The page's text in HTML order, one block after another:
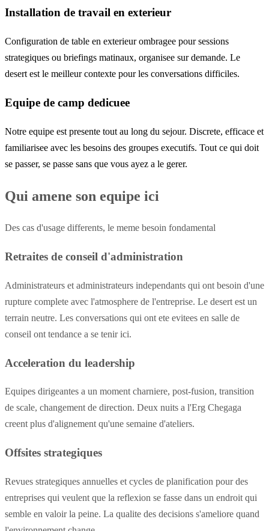
Installation de travail en exterieur
Configuration de table en exterieur ombragee pour sessions
strategiques ou briefings matinaux, organisee sur demande. Le
desert est le meilleur contexte pour les conversations difficiles.
Equipe de camp dedicuee
Notre equipe est presente tout au long du sejour. Discrete, efficace et
familiarisee avec les besoins des groupes executifs. Tout ce qui doit
se passer, se passe sans que vous ayez a le gerer.
Qui amene son equipe ici
Des cas d'usage differents, le meme besoin fondamental
Retraites de conseil d'administration
Administrateurs et administrateurs independants qui ont besoin d'une
rupture complete avec l'atmosphere de l'entreprise. Le desert est un
terrain neutre. Les conversations qui ont ete evitees en salle de
conseil ont tendance a se tenir ici.
Acceleration du leadership
Equipes dirigeantes a un moment charniere, post-fusion, transition
de scale, changement de direction. Deux nuits a l'Erg Chegaga
creent plus d'alignement qu'une semaine d'ateliers.
Offsites strategiques
Revues strategiques annuelles et cycles de planification pour des
entreprises qui veulent que la reflexion se fasse dans un endroit qui
semble en valoir la peine. La qualite des decisions s'ameliore quand